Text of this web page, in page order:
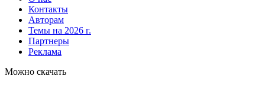
Контакты
Авторам
Темы на 2026 г.
Партнеры
Реклама
Можно скачать